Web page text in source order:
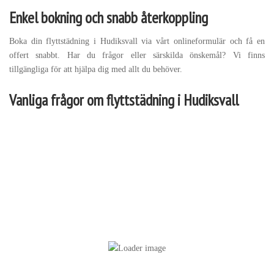
Enkel bokning och snabb återkoppling
Boka din flyttstädning i Hudiksvall via vårt onlineformulär och få en
offert snabbt. Har du frågor eller särskilda önskemål? Vi finns
tillgängliga för att hjälpa dig med allt du behöver.
Vanliga frågor om flyttstädning i Hudiksvall